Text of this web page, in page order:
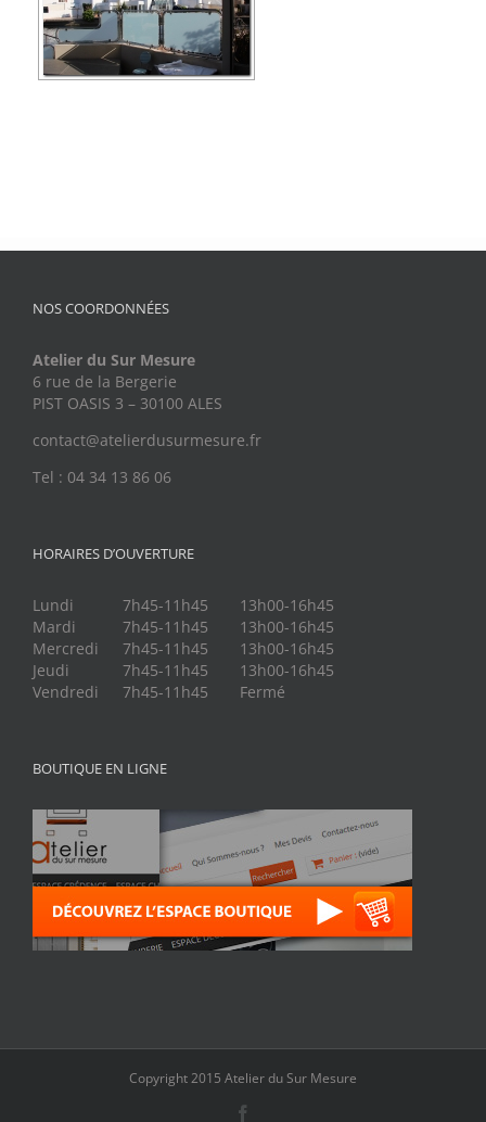
NOS COORDONNÉES
Atelier du Sur Mesure
6 rue de la Bergerie
PIST OASIS 3 – 30100 ALES
contact@atelierdusurmesure.fr
Tel : 04 34 13 86 06
HORAIRES D’OUVERTURE
Lundi 7h45-11h45
13h00-16h45
Mardi
7h45-11h45
13h00-16h45
Mercredi
7h45-11h45
13h00-16h45
Jeudi
7h45-11h45
13h00-16h45
Vendredi
7h45-11h45 Fermé
BOUTIQUE EN LIGNE
Copyright 2015 Atelier du Sur Mesure